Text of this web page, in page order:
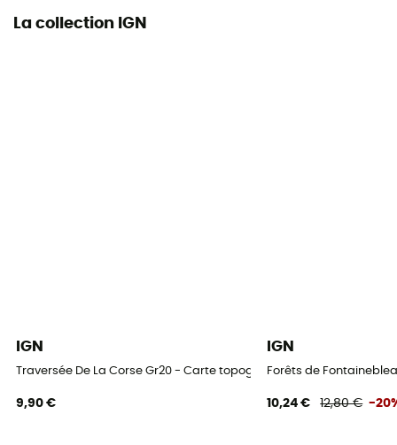
La collection IGN
IGN
Traversée De La Corse Gr20 - Carte topographique
9,90 €
IGN
Forêts de
10,24 € 12,80 € -